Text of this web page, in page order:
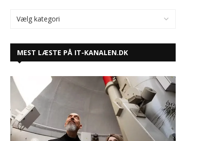
KATEGORIER
MEST LÆSTE PÅ IT-KANALEN.DK